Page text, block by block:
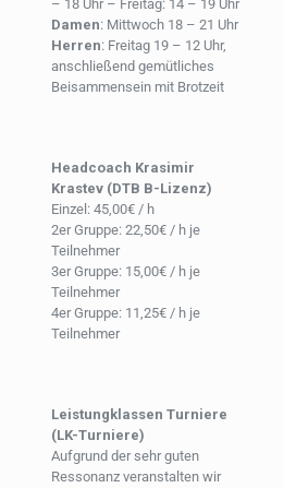
– 18 Uhr – Freitag: 14 – 19 Uhr
Damen: Mittwoch 18 – 21 Uhr
Herren: Freitag 19 – 12 Uhr,
anschließend gemütliches
Beisammensein mit Brotzeit
Headcoach Krasimir
Krastev (DTB B-Lizenz)
Einzel: 45,00€ / h
2er Gruppe: 22,50€ / h je
Teilnehmer
3er Gruppe: 15,00€ / h je
Teilnehmer
4er Gruppe: 11,25€ / h je
Teilnehmer
Leistungklassen Turniere
(LK-Turniere)
Aufgrund der sehr guten
Ressonanz veranstalten wir